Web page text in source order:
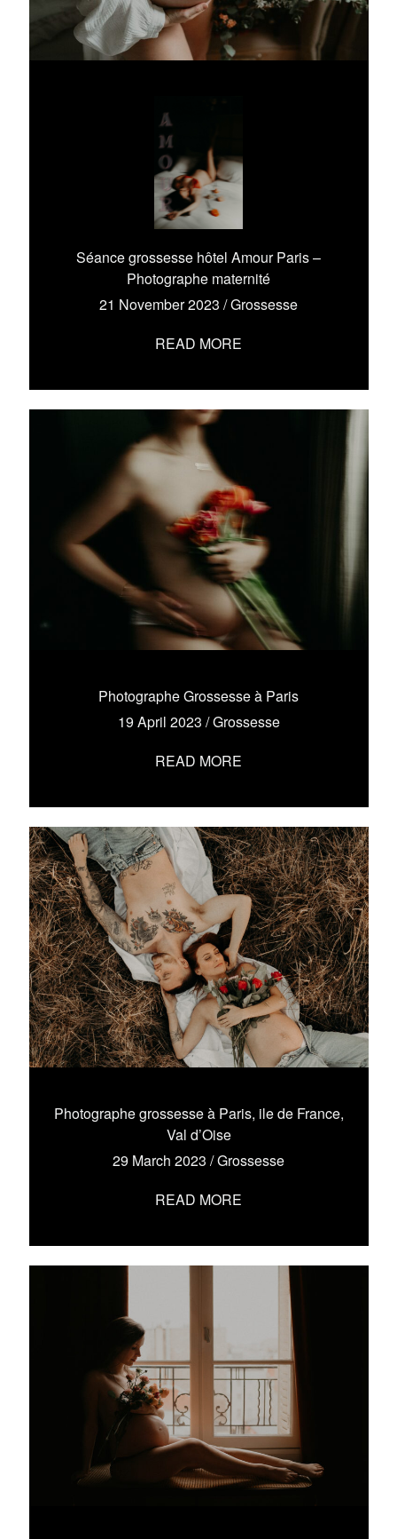
Séance grossesse hôtel Amour Paris –
Photographe maternité
21 November 2023 /Grossesse
READ MORE
Photographe Grossesse à Paris
19 April 2023 /Grossesse
READ MORE
Photographe grossesse à Paris, ile de France,
Val d’Oise
29 March 2023 /Grossesse
READ MORE